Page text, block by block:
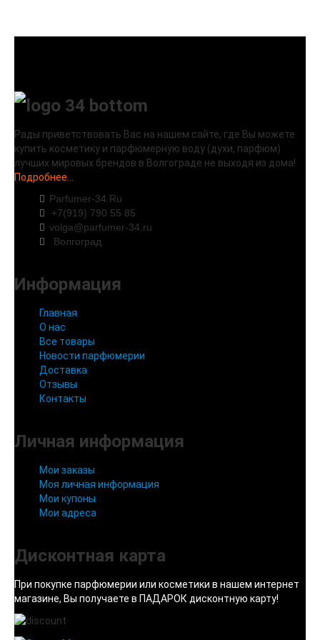
Рады приветствовать Вас на нашем сайте, где Вы можете
купить косметику и парфюмерную воду (духи, парфюм)
лучших мировых брендов в Волгограде не выходя из дома!
Подробнее...
Parfumer-34.Ru
+7(919) 790 55 85
volga@parfumer-34.ru
Волгоград
Информация
Главная
О нас
Все товары
Новости парфюмерии
Доставка
Отзывы
Контакты
Личная информация
Мои заказы
Моя личная информация
Мои купоны
Мои адреса
Дисконтная карта
При покупке парфюмерии или косметики в нашем интернет
магазине, Вы получаете в ПАДАРОК дисконтную карту!